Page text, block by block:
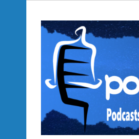
Podcasts zu Ihrem Vergnügen